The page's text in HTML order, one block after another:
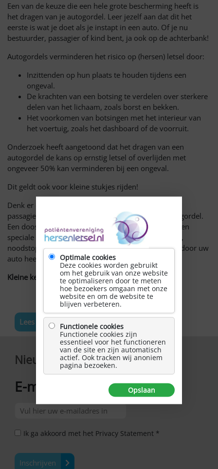
Een van de keuze die een hele grote bescherming heeft is
het dragen van je autogordel. Leer jezelf aan dat dit het
eerste is wat je doet als je instapt in een auto. Of je nu
bestuurder, passagier of kind bent, ja ook op de achterbank!
Autogordels verminderen het risico op (hersen) letsel door:
Inzittenden op hun plaats te houden tijdens een
ongeval.
De krachten van een botsing te verdelen over sterkere
delen van het lichaam, zoals borst en bekken.
Het voorkomen van botsingen met het interieur van
het voertuig, zoals het dashboard of de voorruit.
Onderzoek heeft aangetoond dat het dragen van een
autogordel de kans op ernstig letsel of overlijden met
ongeveer 50% kan verminderen bij een ongeval.
Dit geldt ook voor kleine stukjes rijden!
Denk er ook aan om spullen die u meeneemt op de
passagiersstoel of achterbank vast te zetten met de gordel.
Een doos of tas, of uw hond (veiliger is om deze in een
speciale auto riem of bench doen). Bij hard remmen,
noodstop of ongeluk schieten deze spullen of hond door uw
auto heen, met alle gevolgen van dien.
Kleine keuze, grote bescherming!
Lees meer nieuws
Nieuwsbrief
E-mailadres
Ik ga akkoord met het Privacy Statement *
Inschrijven
Optimale cookies
Deze cookies worden gebruikt
om het gebruik van onze website
te optimaliseren door te meten
hoe bezoekers omgaan met onze
website en om de website te
blijven verbeteren.
Functionele cookies
Functionele cookies zijn
essentieel voor het functioneren
van de site en zijn automatisch
actief. Ook tracken wij anoniem
pagina bezoeken.
Opslaan